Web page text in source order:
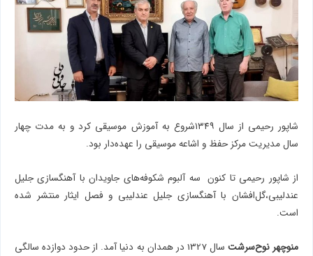
شاپور رحیمی از سال ۱۳۴۹شروع به آموزش موسیقی کرد و به مدت چهار
سال مدیریت مرکز حفظ و اشاعه موسیقی را عهده‌دار بود.
از شاپور رحیمی تا کنون سه آلبوم شکوفه‌های جاویدان با آهنگسازی جلیل
عندلیبی،گل‌افشان با آهنگسازی جلیل عندلیبی و فصل ایثار منتشر شده
است.
منوچهر نوح‌سرشت
سال 1327 در همدان به دنیا آمد. از حدود دوازده سالگی